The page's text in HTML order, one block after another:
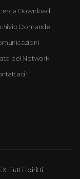
Download
Domande
del Network
Tutti i diritti